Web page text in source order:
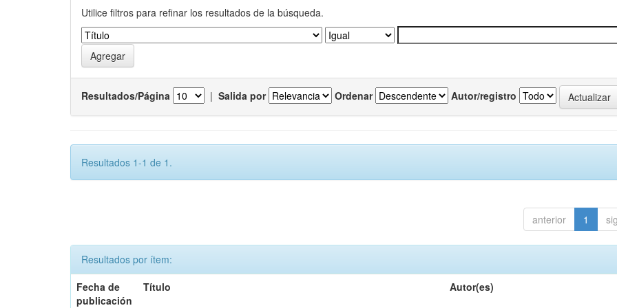
Utilice filtros para refinar los resultados de la búsqueda.
Resultados/Página | Salida por Ordenar Autor/registro
Resultados 1-1 de 1.
anterior 1
Resultados por ítem:
Fecha de
publicación
Título Autor(es)